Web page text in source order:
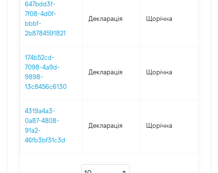
647bdd3f-
7f08-4d0f-
bbbf-
2b8784591821
Декларація Щорічна
174b52cd-
7098-4a9d-
9898-
13c8456c6130
Декларація Щорічна
4319a4a3-
0a87-4808-
91a2-
46fb3bf31c3d
Декларація Щорічна